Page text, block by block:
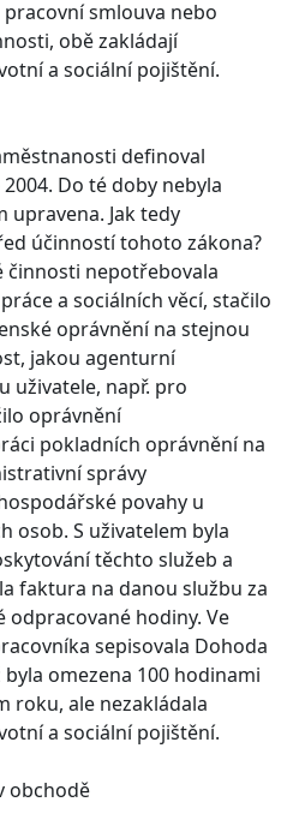
smlouva nebo
obě zakládají
a sociální pojištění.
definoval
Do té doby nebyla
upravena. Jak tedy
účinností tohoto zákona?
činnosti nepotřebovala
a sociálních věcí, stačilo
oprávnění na stejnou
jakou agenturní
uživatele, např. pro
oprávnění
pokladních oprávnění na
správy
povahy u
osob. S uživatelem byla
těchto služeb a
faktura na danou službu za
odpracované hodiny. Ve
sepisovala Dohoda
omezena 100 hodinami
roku, ale nezakládala
a sociální pojištění.
obchodě